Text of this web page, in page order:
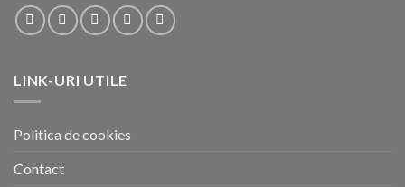
LINK-URI UTILE
Politica de cookies
Contact